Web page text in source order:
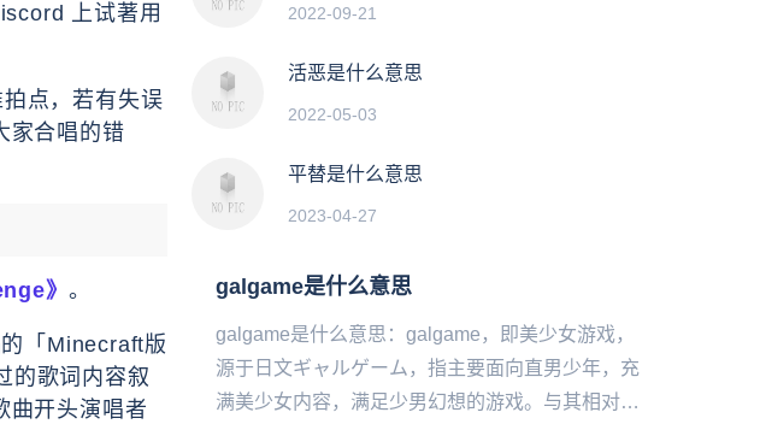
上试著用
点，若有失误
家合唱的错
》 。
「Minecraft版
的歌词内容叙
曲开头演唱者
2022-09-21
活恶是什么意思
2022-05-03
平替是什么意思
2023-04-27
galgame是什么意思
galgame是什么意思：galgame，即‌‌‌‌‌‌‌‌‌美少女游戏，
源于日文ギャルゲーム，指主要面向直男少年，充
满美少女内容，满足少男幻想的游戏。与其相对